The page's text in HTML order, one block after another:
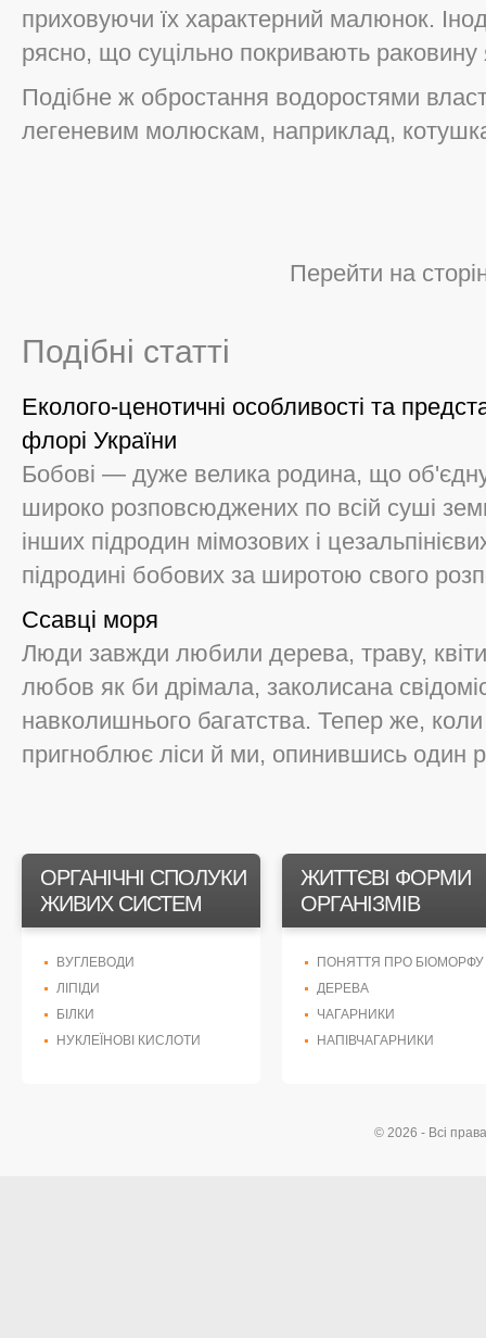
приховуючи їх характерний малюнок.
рясно, що суцільно покривають
Подібне ж обростання водоростями
легеневим молюскам, наприклад,
Перейти на
Подібні статті
Еколого-ценотичні особливості та
флорі України
Бобові — дуже велика родина, що
широко розповсюджених по всій суші
інших підродин мімозових і
підродині бобових за широтою свого
Ссавці моря
Люди завжди любили дерева, траву,
любов як би дрімала, заколисана
навколишнього багатства. Тепер же, коли
пригноблює ліси й ми, опинившись один
ОРГАНІЧНІ СПОЛУКИ
ЖИВИХ СИСТЕМ
ВУГЛЕВОДИ
ЛІПІДИ
БІЛКИ
НУКЛЕЇНОВІ КИСЛОТИ
ЖИТТЄВІ ФОРМИ
ОРГАНІЗМІВ
ПОНЯТТЯ ПРО БІОМОРФУ
ДЕРЕВА
ЧАГАРНИКИ
НАПІВЧАГАРНИКИ
© 2026 - Всі